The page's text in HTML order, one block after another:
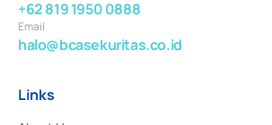
+62 819 1950 0888
Email
halo@bcasekuritas.co.id
Links